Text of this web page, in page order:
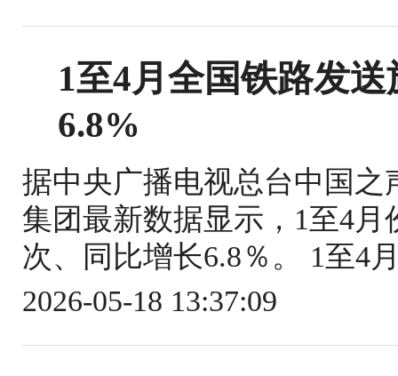
1至4月全国铁路发
6.8%
据中央广播电视总台中国
集团最新数据显示，1至4月
次、同比增长6.8％。 1至4
2026-05-18 13:37:09